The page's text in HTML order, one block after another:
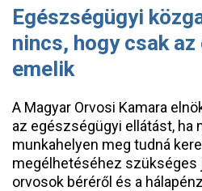
Egészségügyi
nincs, hogy csak
emelik
A Magyar Orvosi Kamara
az egészségügyi ellátást, ha
munkahelyen meg tudná
megélhetéséhez szükséges
orvosok béréről és a